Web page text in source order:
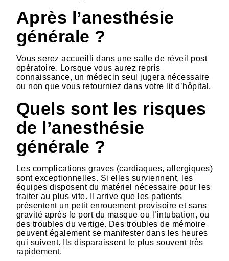
Après l’anesthésie
générale ?
Vous serez accueilli dans une salle de réveil post
opératoire. Lorsque vous aurez repris
connaissance, un médecin seul jugera nécessaire
ou non que vous retourniez dans votre lit d’hôpital.
Quels sont les risques
de l’anesthésie
générale ?
Les complications graves (cardiaques, allergiques)
sont exceptionnelles. Si elles surviennent, les
équipes disposent du matériel nécessaire pour les
traiter au plus vite. Il arrive que les patients
présentent un petit enrouement provisoire et sans
gravité après le port du masque ou l’intubation, ou
des troubles du vertige. Des troubles de mémoire
peuvent également se manifester dans les heures
qui suivent. Ils disparaissent le plus souvent très
rapidement.